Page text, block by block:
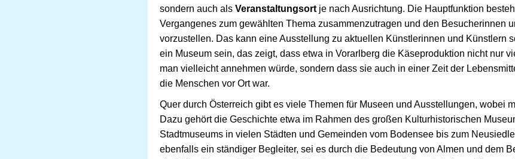
sondern auch als Veranstaltungsort je nach Ausrichtung. Die Hauptfunktion
Vergangenes zum gewählten Thema zusammenzutragen und den Besucherinnen
vorzustellen. Das kann eine Ausstellung zu aktuellen Künstlerinnen und Künstlern
ein Museum sein, das zeigt, dass etwa in Vorarlberg die Käseproduktion nicht nur
man vielleicht annehmen würde, sondern dass sie auch in einer Zeit der
die Menschen vor Ort war.
Quer durch Österreich gibt es viele Themen für Museen und Ausstellungen, wobei
Dazu gehört die Geschichte etwa im Rahmen des großen Kulturhistorischen
Stadtmuseums in vielen Städten und Gemeinden vom Bodensee bis zum
ebenfalls ein ständiger Begleiter, sei es durch die Bedeutung von Almen und dem